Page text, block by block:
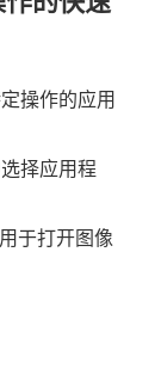
操作的应用
择应用程
于打开图像